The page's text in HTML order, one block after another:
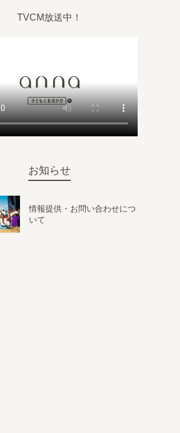
TVCM放送中！
お知らせ
情報提供・お問い合わせにつ
いて